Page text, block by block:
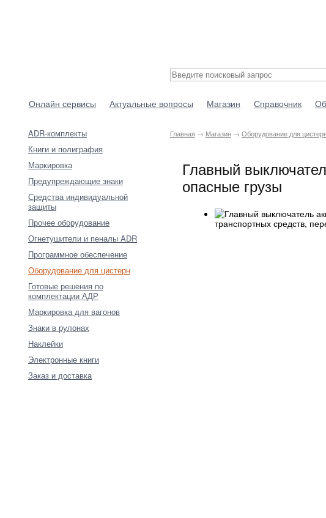
Онлайн сервисы
Актуальные вопросы Магазин Справочник
ADR-комплекты
Книги и полиграфия
Маркировка
Предупреждающие знаки
Средства индивидуальной
защиты
Прочее оборудование
Огнетушители и пеналы ADR
Программное обеспечение
Оборудование для цистерн
Готовые решения по
комплектации АДР
Маркировка для вагонов
Знаки в рулонах
Наклейки
Электронные книги
Заказ и доставка
Главная→ Магазин→ Оборудование для
Главный
опасные грузы